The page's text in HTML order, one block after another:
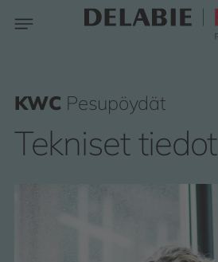
KWC Pesupöydät
Tekniset tiedot